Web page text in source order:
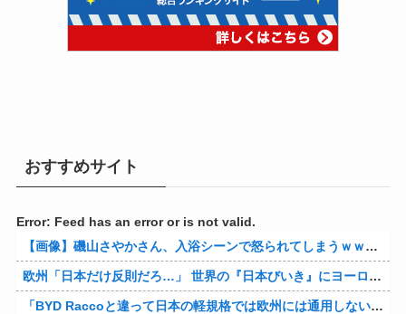
おすすめサイト
Error: Feed has an error or is not valid.
【画像】磯山さやかさん、入浴シーンで怒られてしまうｗｗｗｗｗｗ
欧州「日本だけ反則だろ…」 世界の『日本びいき』にヨーロッパ全土から不満の声
「BYD Raccoと違って日本の軽規格では欧州には通用しない」と自動車系ライターが示唆、だが速攻で反例を提示されて即落ち二コマ状態に……